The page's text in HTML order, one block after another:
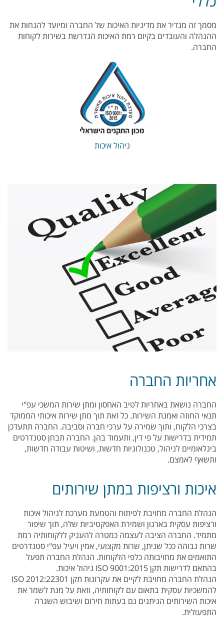
מסמך זה מגדיר את מדיניות האיכות של החברה ומיועד להנחות את
ההנהלה והעובדים בקיום רמת האיכות הנדרשת בשירות לקוחות
החברה.
ניהול איכות
אחריות החברה
החברה נושאת באחריות לטיב האחסון ומתן שירות המשכי עפ"י
תנאי החוזה ואמנת השירות. כל זאת תוך מתן שירות איכותי הממוקד
בצרכי הלקוח, ותוך שמירה על ערכי חברה וסביבה. החברה תתעדכן
תמידית בדרישות על פי דין, ותעמוד בהן. החברה תבחן סטנדרטים
בינלאומיים לניהול, טכנולוגיות חדשות, ושיטות עבודה חדשות,
ותשאף לאמצם.
איכות ורציפות במתן שירותים
הנהלת החברה מחויבת לפיתוח והטמעת מערכת לניהול איכות
ורציפות עסקית בארגון ושמירת האפקטיביות שלה, תוך שיפור
מתמיד. החברה הציבה לעצמה כמטרה להעניק ללקוחותיה רמת
שרות גבוהה ככל שניתן, שרות מקצועי, אמין ויעיל עפ"י סטנדרטים
התואמים את מחויבותה כלפי הלקוחות. הנהלת החברה תפעל
בהתאם לדרישות תקן ISO 9001:2015 ניהול איכות.
הנהלת החברה מחויבת לקיים את עקרונות תקן 2012:22301 ISO
להמשכיות עסקית בתאום עם לקוחותיה, וזאת על מנת לשמר את
איכות השירותים הניתנים גם בעתות חירום ושיבוש השגרה
התפעולית.